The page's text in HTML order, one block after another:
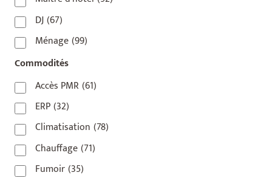
75020
92110(1)
92800(1)
93
(1)
93 420(1)
93100(1)
93200
93500 (1)
DJ(67)
Ménage(99)
Commodités
Accès PMR (61)
ERP(32)
Climatisation (78)
Chauffage(71)
Fumoir(35)